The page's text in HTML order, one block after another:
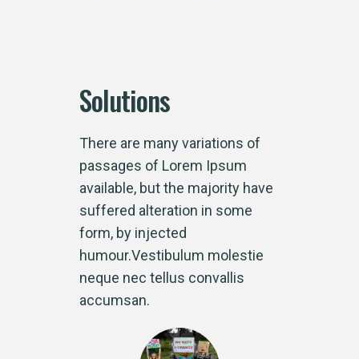
Solutions
There are many variations of
passages of Lorem Ipsum
available, but the majority have
suffered alteration in some
form, by injected
humour.Vestibulum molestie
neque nec tellus convallis
accumsan.